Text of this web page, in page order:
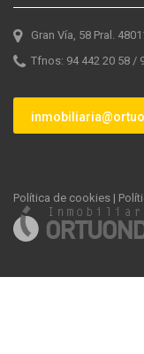
Gran Vía, 58 Pral.
Tfnos: 94 442 20 58 /
Política de cookies |